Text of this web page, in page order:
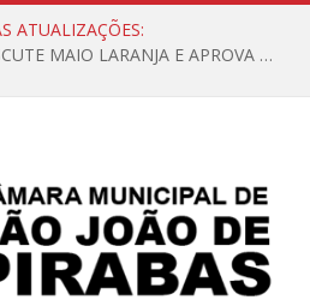
ATUALIZAÇÕES:
CÂMARA MUNICIPAL DISCUTE MAIO LARANJA E APROVA REQUERIMENTO SOBRE SINALIZAÇÃO URBANA